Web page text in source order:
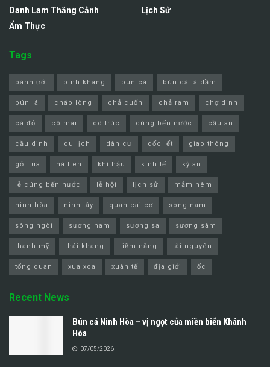
Danh Lam Thắng Cảnh
Ẩm Thực
Lịch Sử
Tags
bánh ướt bình khang bún cá bún cá lá dầm
bún lá cháo lòng chả cuốn chả ram chợ dinh
cá đỏ cô mai cô trúc cúng bến nước cầu an
cầu dinh du lịch dân cư dốc lết giao thông
gỏi lua hà liên khí hậu kinh tế kỳ an
lễ cúng bến nước lễ hội lịch sử mắm nêm
ninh hòa ninh tây quan cai cơ song nam
sông ngòi sương nam sương sa sương sâm
thanh mỹ thái khang tiềm năng tài nguyên
tổng quan xua xoa xuân tế địa giới ốc
Recent News
Bún cá Ninh Hòa – vị ngọt của miền biển Khánh
Hòa
07/05/2026